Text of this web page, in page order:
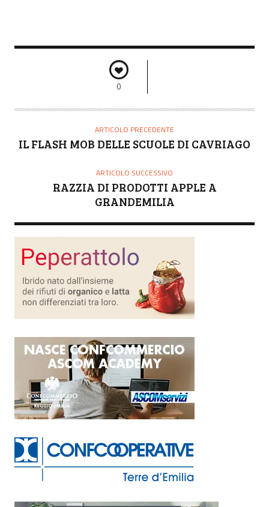
0
ARTICOLO PRECEDENTE
IL FLASH MOB DELLE SCUOLE DI CAVRIAGO
ARTICOLO SUCCESSIVO
RAZZIA DI PRODOTTI APPLE A
GRANDEMILIA